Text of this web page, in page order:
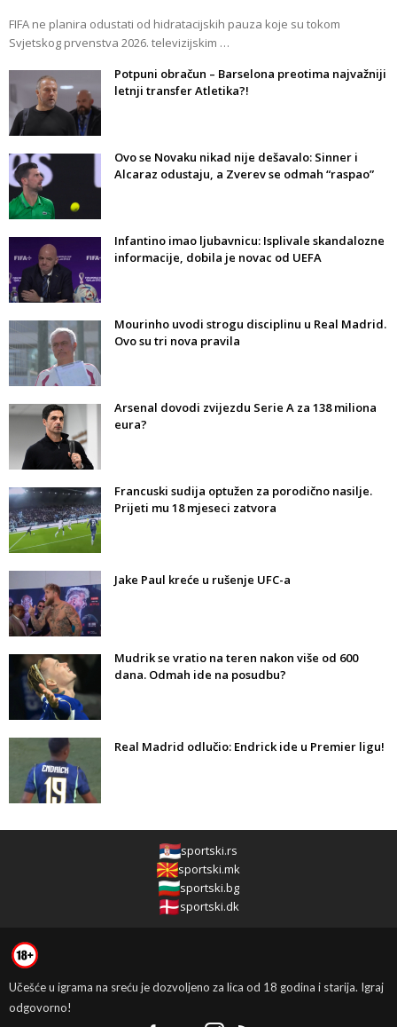
FIFA ne planira odustati od hidratacijskih pauza koje su tokom
Svjetskog prvenstva 2026. televizijskim …
Potpuni obračun – Barselona preotima najvažniji
letnji transfer Atletika?!
Ovo se Novaku nikad nije dešavalo: Sinner i
Alcaraz odustaju, a Zverev se odmah “raspao”
Infantino imao ljubavnicu: Isplivale skandalozne
informacije, dobila je novac od UEFA
Mourinho uvodi strogu disciplinu u Real Madrid.
Ovo su tri nova pravila
Arsenal dovodi zvijezdu Serie A za 138 miliona
eura?
Francuski sudija optužen za porodično nasilje.
Prijeti mu 18 mjeseci zatvora
Jake Paul kreće u rušenje UFC-a
Mudrik se vratio na teren nakon više od 600
dana. Odmah ide na posudbu?
Real Madrid odlučio: Endrick ide u Premier ligu!
sportski.rs
sportski.mk
sportski.bg
sportski.dk
Učešće u igrama na sreću je dozvoljeno za lica od 18 godina i starija. Igraj
odgovorno!